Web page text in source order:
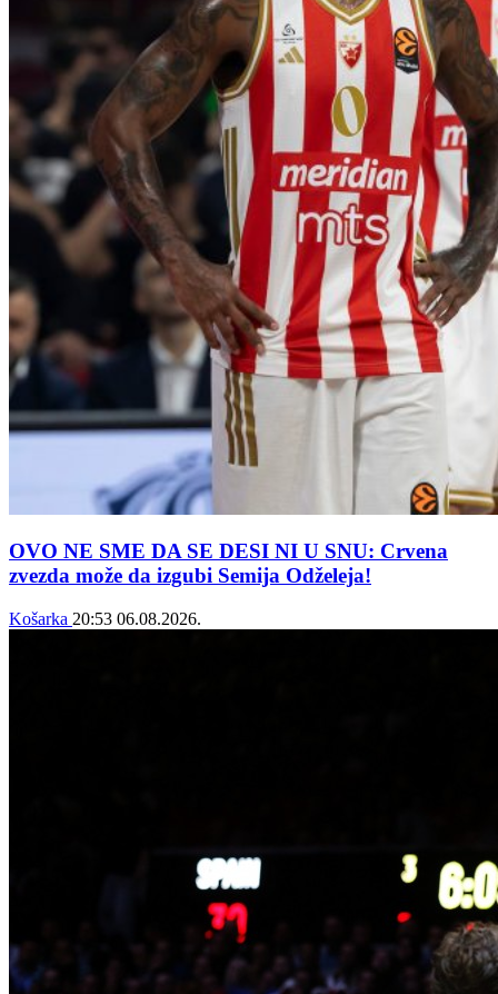
OVO NE SME DA SE DESI NI U SNU: Crvena
zvezda može da izgubi Semija Odželeja!
Košarka 20:53 06.08.2026.